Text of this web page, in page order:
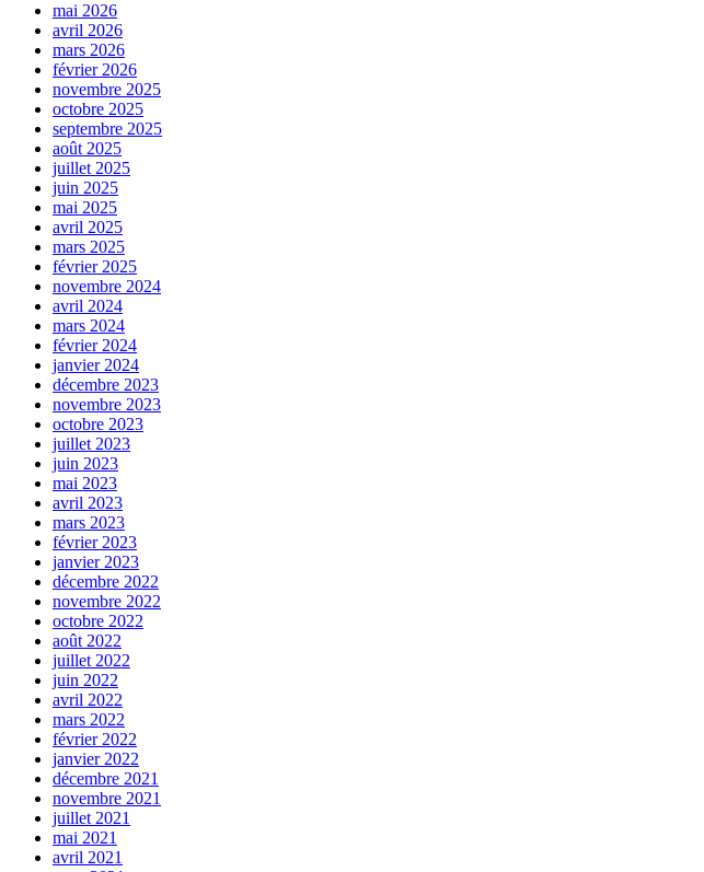
mai 2026
avril 2026
mars 2026
février 2026
novembre 2025
octobre 2025
septembre 2025
août 2025
juillet 2025
juin 2025
mai 2025
avril 2025
mars 2025
février 2025
novembre 2024
avril 2024
mars 2024
février 2024
janvier 2024
décembre 2023
novembre 2023
octobre 2023
juillet 2023
juin 2023
mai 2023
avril 2023
mars 2023
février 2023
janvier 2023
décembre 2022
novembre 2022
octobre 2022
août 2022
juillet 2022
juin 2022
avril 2022
mars 2022
février 2022
janvier 2022
décembre 2021
novembre 2021
juillet 2021
mai 2021
avril 2021